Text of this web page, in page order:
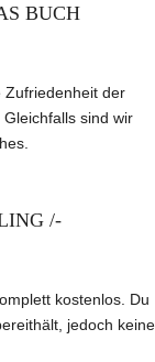
BUCH
Zufriedenheit der
Gleichfalls sind wir
/-
kostenlos. Du
jedoch keine